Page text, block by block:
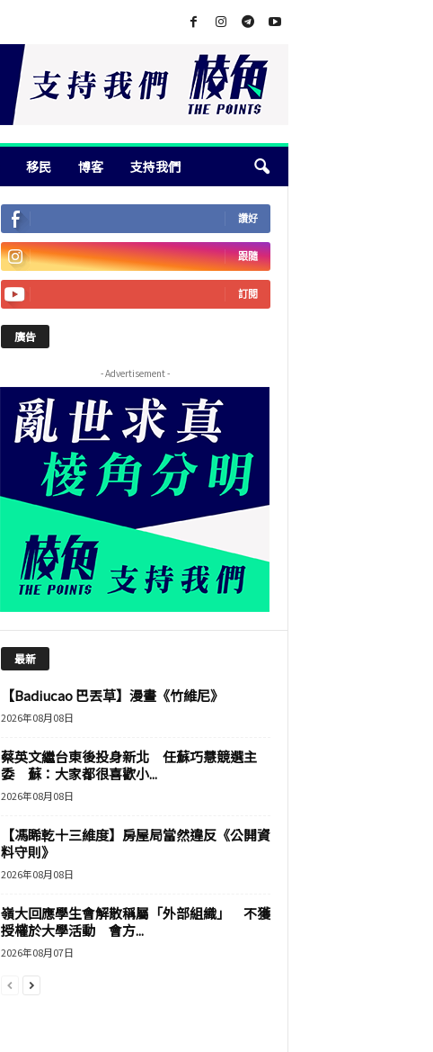
移民 博客 支持我們
讚好
跟隨
訂閱
廣告
- Advertisement -
最新
【Badiucao 巴丟草】漫畫《竹維尼》
2026年08月08日
蔡英文繼台東後投身新北 任蘇巧慧競選主
委 蘇：大家都很喜歡小...
2026年08月08日
【馮睎乾十三維度】房屋局當然違反《公開資
料守則》
2026年08月08日
嶺大回應學生會解散稱屬「外部組織」 不獲
授權於大學活動 會方...
2026年08月07日